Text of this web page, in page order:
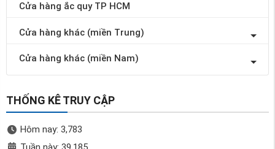
Cửa hàng ắc quy TP HCM
Cửa hàng khác (miền Trung)
Cửa hàng khác (miền Nam)
THỐNG KÊ TRUY CẬP
Hôm nay: 3,783